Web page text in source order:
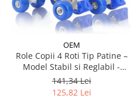
OEM
Role Copii 4 Roti Tip Patine –
Model Stabil si Reglabil -
Albastru
141,34 Lei
125,82 Lei